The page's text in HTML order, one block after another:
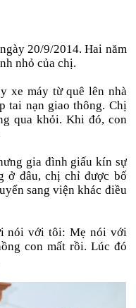
20/9/2014. Hai năm
nhỏ của chị.
xe máy từ quê lên nhà
tai nạn giao thông. Chị
qua khỏi. Khi đó, con
gia đình giấu kín sự
ở đâu, chị chỉ được bố
sang viện khác điều
nói với tôi: Mẹ nói với
con mất rồi. Lúc đó